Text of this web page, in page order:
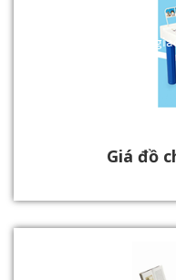
Giá đồ